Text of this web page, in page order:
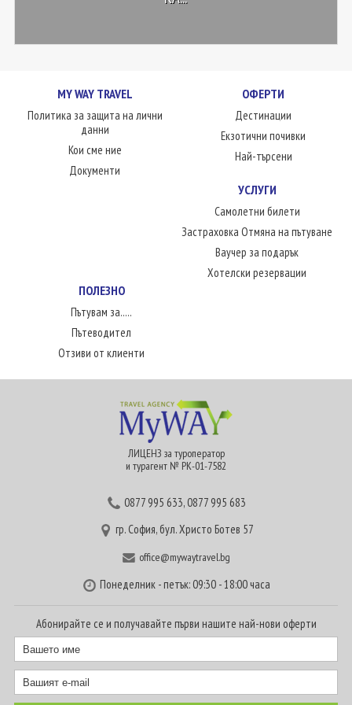
MY WAY TRAVEL
Политика за защита на лични
данни
Кои сме ние
Документи
ОФЕРТИ
Дестинации
Екзотични почивки
Най-търсени
УСЛУГИ
Самолетни билети
Застраховка Отмяна на пътуване
Ваучер за подарък
Хотелски резервации
ПОЛЕЗНО
Пътувам за.....
Пътеводител
Отзиви от клиенти
ЛИЦЕНЗ за туроператор
и турагент № РК-01-7582
0877 995 633,0877 995 683
гр. София, бул. Христо Ботев 57
office@mywaytravel.bg
Понеделник - петък: 09:30 - 18:00 часа
Абонирайте се и получавайте първи нашите най-нови оферти